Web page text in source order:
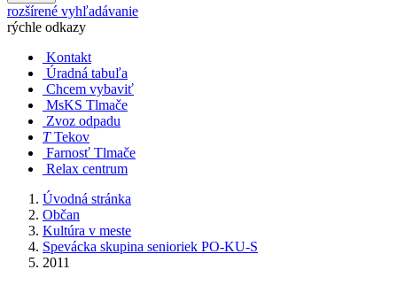
rozšírené vyhľadávanie
rýchle odkazy
Kontakt
Úradná tabuľa
Chcem vybaviť
MsKS Tlmače
Zvoz odpadu
T Tekov
Farnosť Tlmače
Relax centrum
Úvodná stránka
Občan
Kultúra v meste
Spevácka skupina senioriek PO-KU-S
2011